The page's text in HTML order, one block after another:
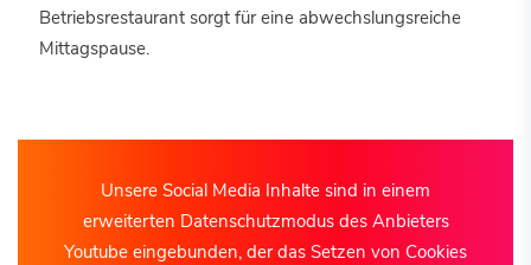
Betriebsrestaurant sorgt für eine abwechslungsreiche
Mittagspause.
Unsere Social Media Inhalte sind in einem
erweiterten Datenschutzmodus des Anbieters
Youtube eingebunden, der das Setzen von Cookies